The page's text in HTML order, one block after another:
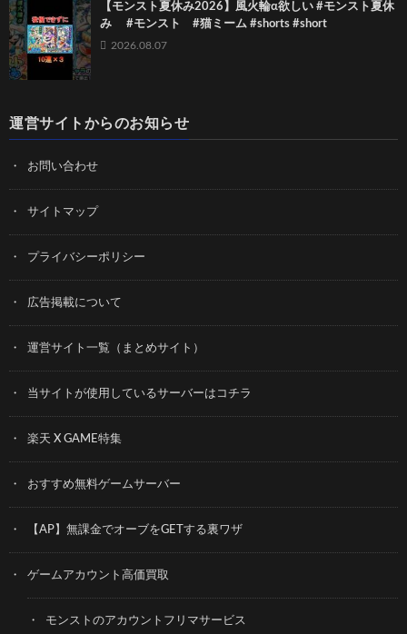
【モンスト夏休み2026】風火輪α欲しい #モンスト夏休
み #モンスト #猫ミーム #shorts #short
2026.08.07
運営サイトからのお知らせ
お問い合わせ
サイトマップ
プライバシーポリシー
広告掲載について
運営サイト一覧（まとめサイト）
当サイトが使用しているサーバーはコチラ
楽天 X GAME特集
おすすめ無料ゲームサーバー
【AP】無課金でオーブをGETする裏ワザ
ゲームアカウント高価買取
モンストのアカウントフリマサービス